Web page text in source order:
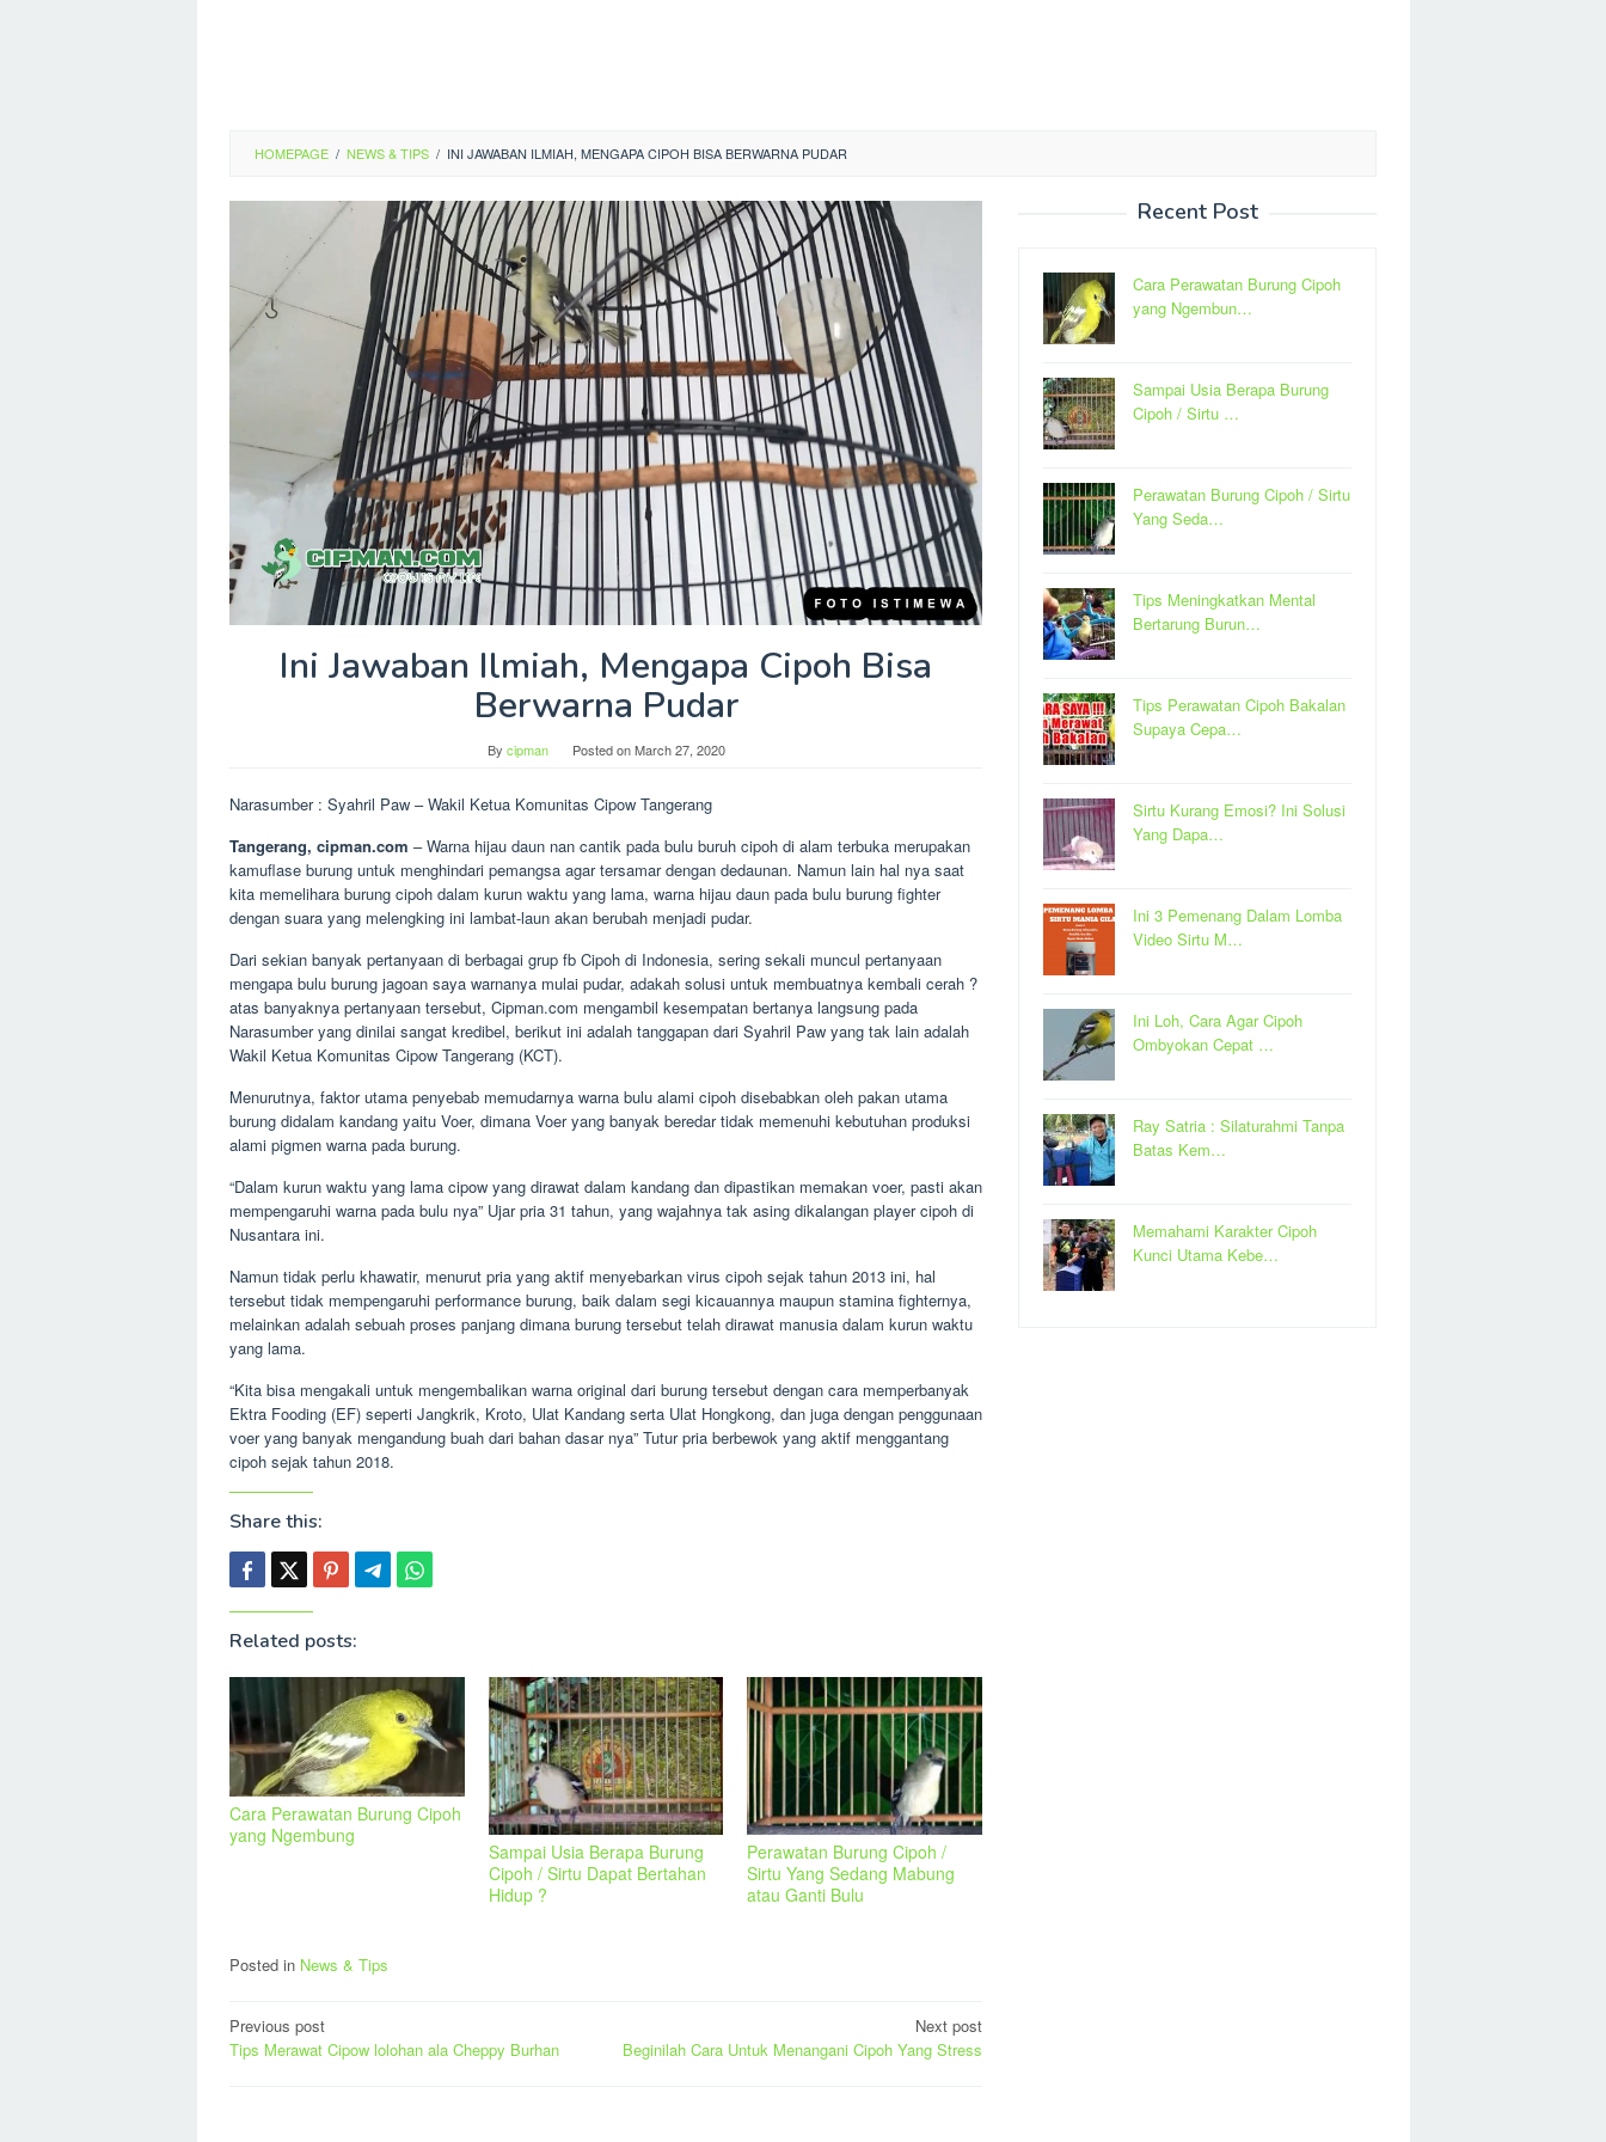
HOMEPAGE / NEWS & TIPS / INI JAWABAN ILMIAH, MENGAPA CIPOH BISA BERWARNA PUDAR
Ini Jawaban Ilmiah, Mengapa Cipoh Bisa
Berwarna Pudar
By cipman Posted onMarch 27, 2020
Narasumber : Syahril Paw – Wakil Ketua Komunitas Cipow Tangerang
Tangerang, cipman.com – Warna hijau daun nan cantik pada bulu buruh cipoh di alam terbuka merupakan
kamuflase burung untuk menghindari pemangsa agar tersamar dengan dedaunan. Namun lain hal nya saat
kita memelihara burung cipoh dalam kurun waktu yang lama, warna hijau daun pada bulu burung fighter
dengan suara yang melengking ini lambat-laun akan berubah menjadi pudar.
Dari sekian banyak pertanyaan di berbagai grup fb Cipoh di Indonesia, sering sekali muncul pertanyaan
mengapa bulu burung jagoan saya warnanya mulai pudar, adakah solusi untuk membuatnya kembali cerah ?
atas banyaknya pertanyaan tersebut, Cipman.com mengambil kesempatan bertanya langsung pada
Narasumber yang dinilai sangat kredibel, berikut ini adalah tanggapan dari Syahril Paw yang tak lain adalah
Wakil Ketua Komunitas Cipow Tangerang (KCT).
Menurutnya, faktor utama penyebab memudarnya warna bulu alami cipoh disebabkan oleh pakan utama
burung didalam kandang yaitu Voer, dimana Voer yang banyak beredar tidak memenuhi kebutuhan produksi
alami pigmen warna pada burung.
“Dalam kurun waktu yang lama cipow yang dirawat dalam kandang dan dipastikan memakan voer, pasti akan
mempengaruhi warna pada bulu nya” Ujar pria 31 tahun, yang wajahnya tak asing dikalangan player cipoh di
Nusantara ini.
Namun tidak perlu khawatir, menurut pria yang aktif menyebarkan virus cipoh sejak tahun 2013 ini, hal
tersebut tidak mempengaruhi performance burung, baik dalam segi kicauannya maupun stamina fighternya,
melainkan adalah sebuah proses panjang dimana burung tersebut telah dirawat manusia dalam kurun waktu
yang lama.
“Kita bisa mengakali untuk mengembalikan warna original dari burung tersebut dengan cara memperbanyak
Ektra Fooding (EF) seperti Jangkrik, Kroto, Ulat Kandang serta Ulat Hongkong, dan juga dengan penggunaan
voer yang banyak mengandung buah dari bahan dasar nya” Tutur pria berbewok yang aktif menggantang
cipoh sejak tahun 2018.
Share this:
Related posts:
Cara Perawatan Burung Cipoh
yang Ngembung
Sampai Usia Berapa Burung
Cipoh / Sirtu Dapat Bertahan
Hidup ?
Perawatan Burung Cipoh /
Sirtu Yang Sedang Mabung
atau Ganti Bulu
Posted in News & Tips
Post
navigation
Previous post
Tips Merawat Cipow lolohan ala Cheppy Burhan
Next post
Beginilah Cara Untuk Menangani Cipoh Yang Stress
Recent Post
Cara Perawatan Burung Cipoh
yang Ngembun…
Sampai Usia Berapa Burung
Cipoh / Sirtu …
Perawatan Burung Cipoh / Sirtu
Yang Seda…
Tips Meningkatkan Mental
Bertarung Burun…
Tips Perawatan Cipoh Bakalan
Supaya Cepa…
Sirtu Kurang Emosi? Ini Solusi
Yang Dapa…
Ini 3 Pemenang Dalam Lomba
Video Sirtu M…
Ini Loh, Cara Agar Cipoh
Ombyokan Cepat …
Ray Satria : Silaturahmi Tanpa
Batas Kem…
Memahami Karakter Cipoh
Kunci Utama Kebe…